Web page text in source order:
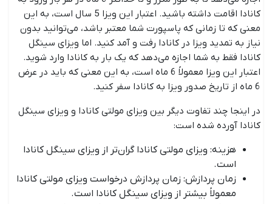
کانادا اقامت داشته باشید. اعتبار این ویزا 5 سال است، به این
معنی که تا زمانی که پاسپورت شما معتبر باشد، می‌توانید بدون
نیاز به تمدید ویزا در کانادا رفت و آمد کنید. اما ویزای سینگل
کانادا فقط به شما اجازه می‌دهد که یک بار به کانادا وارد شوید.
اعتبار این ویزا معمولاً 6 ماه است، به این معنی که باید در عرض
6 ماه از تاریخ صدور ویزا به کانادا سفر کنید.
در اینجا چند تفاوت دیگر بین ویزای مولتی کانادا و ویزای سینگل
کانادا آورده شده است:
هزینه: ویزای مولتی کانادا گران‌تر از ویزای سینگل کانادا
است.
زمان پردازش: زمان پردازش درخواست ویزای مولتی کانادا
معمولاً بیشتر از ویزای سینگل کانادا است.